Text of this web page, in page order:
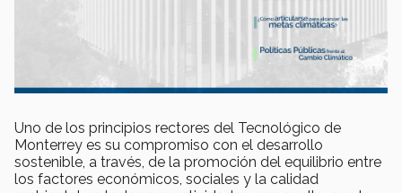
Uno de los principios rectores del Tecnológico de
Monterrey es su compromiso con el desarrollo
sostenible, a través, de la promoción del equilibrio entre
los factores económicos, sociales y la calidad